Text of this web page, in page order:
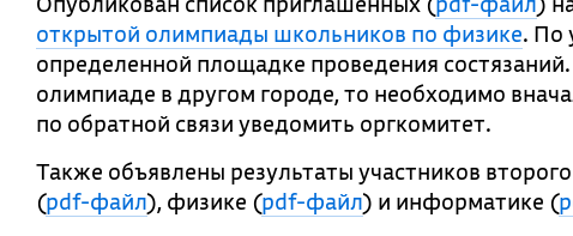
открытой олимпиады школьников по физике. По
определенной площадке проведения
олимпиаде в другом городе, то необходимо
по обратной связи уведомить оргкомитет.
Также объявлены результаты участников
(pdf-файл), физике (pdf-файл) и информатике (